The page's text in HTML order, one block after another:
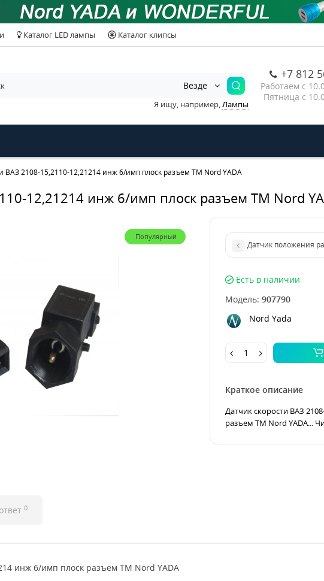
Каталог LED лампы Каталог клипсы
+7 812
Работаем с
Пятница с
Везде
Я ищу, например,Лампы
ВАЗ 2108-15,2110-12,21214 инж 6/имп плоск разъем TM Nord YADA
12,21214 инж 6/имп плоск разъем TM Nord
Популярный
Датчик положения
Есть в наличии
Модель: 907790
Nord Yada
Краткое описание
Датчик скорости ВАЗ
разъем TM Nord YADA...
0
инж 6/имп плоск разъем TM Nord YADA